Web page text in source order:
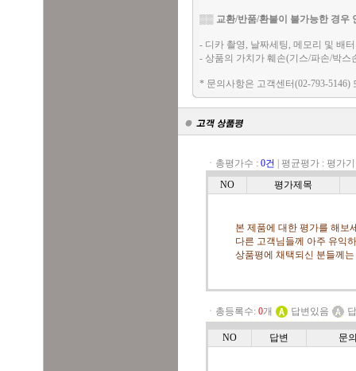
▒▒ 교환/반품/환불이 불가능한 경우
- 디카 촬영, 날짜세팅, 메모리 및 배
- 상품의 가치가 훼손(기스/파손/박
* 문의사항은 고객센터(02-793-5146)
ㆍ총평가수 : 0건 평균평가 : 평가
NO
평가제목
본 제품에 대한 평가를 해보
다른 고객님들께 아주 유익
상품평에 채택되신 분들께
ㆍ총등록수: 0개 답변있음
NO 답변 문